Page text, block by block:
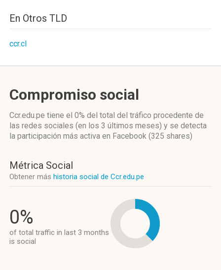
En Otros TLD
ccr.cl
Compromiso social
Ccr.edu.pe tiene el 0% del total del tráfico procedente de
las redes sociales (en los 3 últimos meses) y se detecta
la participación más activa en Facebook (325 shares)
Métrica Social
Obtener más historia social de Ccr.edu.pe
0%
of total traffic in last 3 months
is social